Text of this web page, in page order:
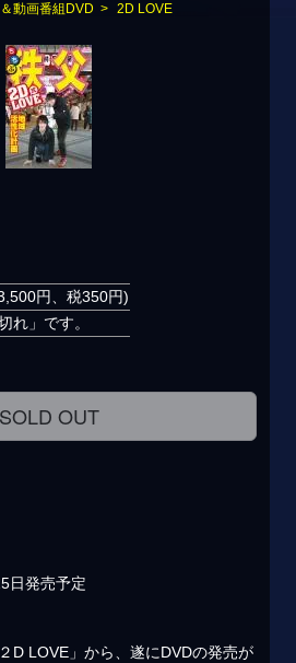
動画番組DVD > 2D LOVE
円、税350円)
れ」です。
SOLD OUT
日発売予定
D LOVE」から、遂にDVDの発売が